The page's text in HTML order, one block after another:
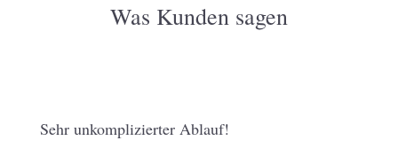
Was Kunden sagen
Sehr unkomplizierter Ablauf!